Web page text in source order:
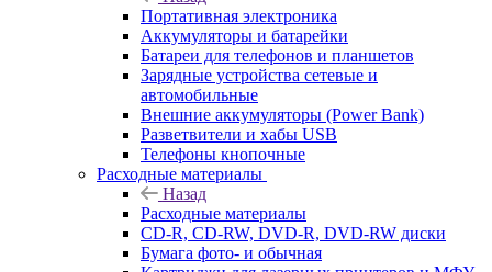
Портативная электроника
Аккумуляторы и батарейки
Батареи для телефонов и планшетов
Зарядные устройства сетевые и
автомобильные
Внешние аккумуляторы (Power Bank)
Разветвители и хабы USB
Телефоны кнопочные
Расходные материалы
Назад
Расходные материалы
CD-R, CD-RW, DVD-R, DVD-RW диски
Бумага фото- и обычная